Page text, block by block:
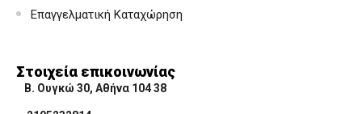
Επαγγελματική Καταχώρηση
Στοιχεία επικοινωνίας
Β. Ουγκώ 30, Αθήνα 104 38